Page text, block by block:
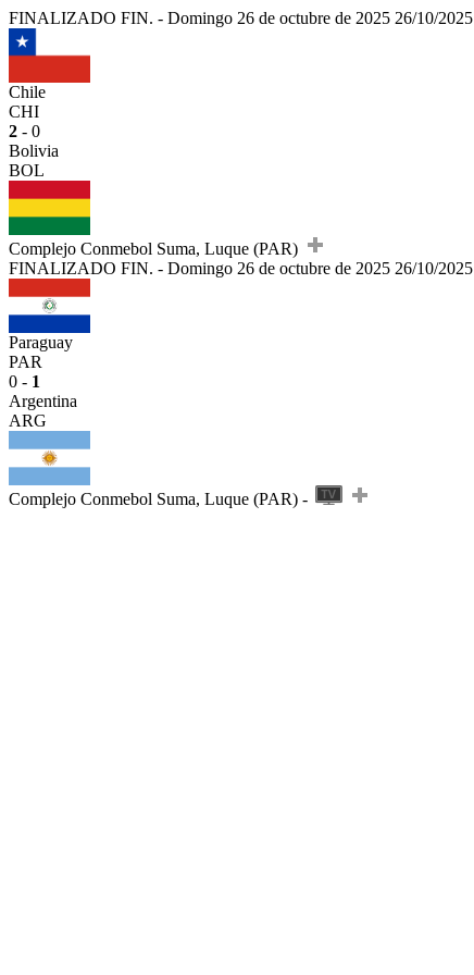
FINALIZADO FIN. - Domingo 26 de octubre de 2025 26/10/2025
Chile
CHI
2 - 0
Bolivia
BOL
Complejo Conmebol Suma, Luque (PAR)
FINALIZADO FIN. - Domingo 26 de octubre de 2025 26/10/2025
Paraguay
PAR
0 - 1
Argentina
ARG
Complejo Conmebol Suma, Luque (PAR) -